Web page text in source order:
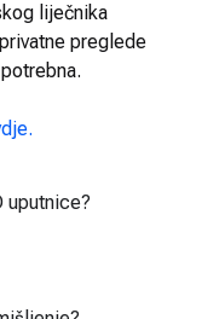
liječnika
preglede
uputnice?